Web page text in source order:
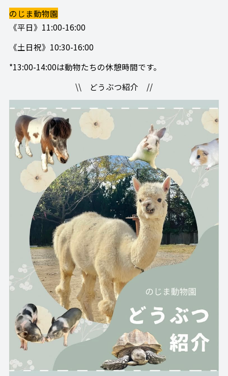
のじま動物園
《平日》11:00-16:00
《土日祝》10:30-16:00
*13:00-14:00は動物たちの休憩時間です。
\\ どうぶつ紹介 //